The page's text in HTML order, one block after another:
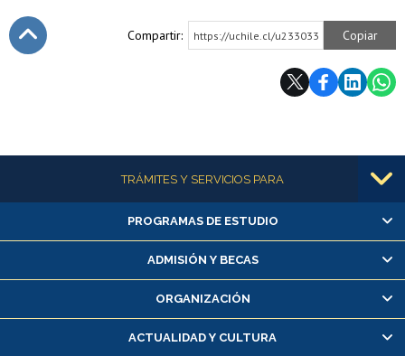
Compartir: https://uchile.cl/u233033 Copiar
Más informaciónTRÁMITES Y SERVICIOS PARA
Alumnas/os y exalumnas/os
Matrícula en línea
Inscripción y cambio de asignaturas
Consulta y certificado de notas
PROGRAMAS DE ESTUDIO
ADMISIÓN Y BECAS
ORGANIZACIÓN
ACTUALIDAD Y CULTURA